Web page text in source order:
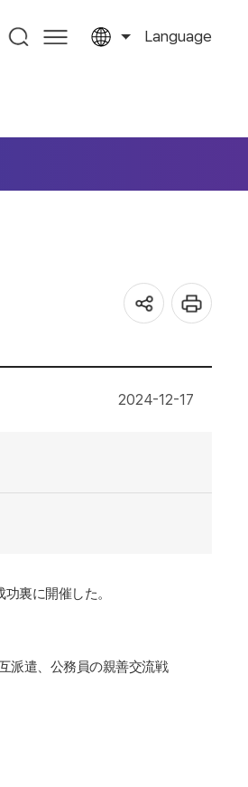
Language
2024-12-17
功裏に開催した。
派遣、公務員の親善交流戦